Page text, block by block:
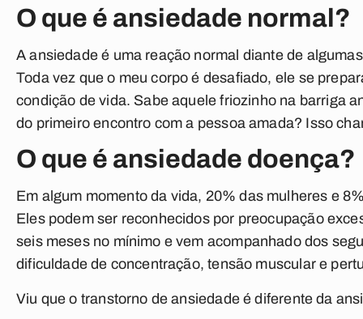
O que é ansiedade normal?
A ansiedade é uma reação normal diante de
Toda vez que o meu corpo é desafiado, ele se
condição de vida. Sabe aquele friozinho na barriga
do primeiro encontro com a pessoa amada? Isso
O que é ansiedade doença?
Em algum momento da vida, 20% das mulheres e
Eles podem ser reconhecidos por preocupação
seis meses no mínimo e vem acompanhado dos
dificuldade de concentração, tensão muscular e
Viu que o transtorno de ansiedade é diferente da